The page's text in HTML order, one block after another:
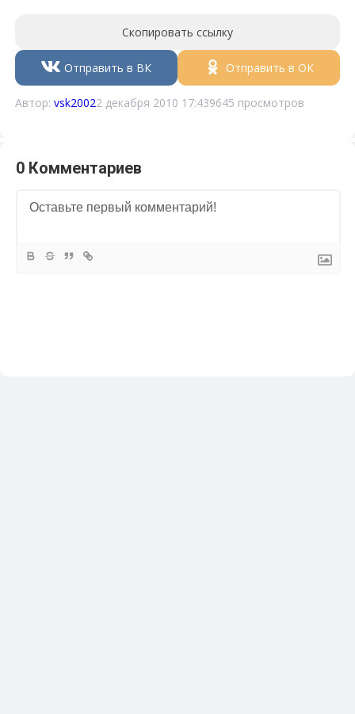
Скопировать ссылку
Отправить в ВК Отправить в ОК
Автор:vsk20022 декабря 2010 17:439645 просмотров
0 Комментариев